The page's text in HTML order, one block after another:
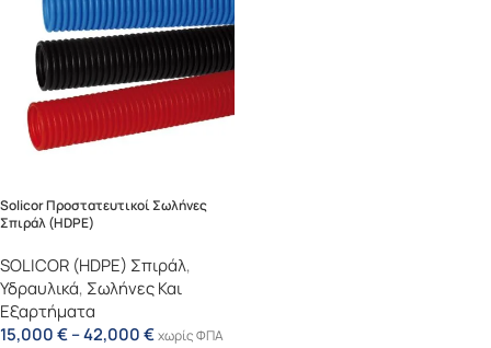
Solicor Προστατευτικοί Σωλήνες
Σπιράλ (ΗDPE)
SOLICOR (HDPE) Σπιράλ,
Υδραυλικά, Σωλήνες Και
Εξαρτήματα
15,000€–42,000€χωρίς ΦΠΑ